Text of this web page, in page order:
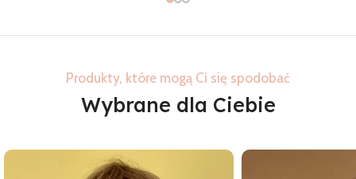
Produkty, które mogą Ci się spodobać
Wybrane dla Ciebie